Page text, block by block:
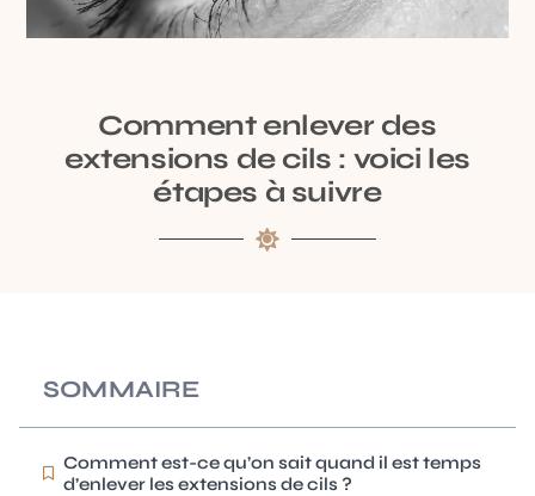
Comment enlever des
extensions de cils : voici les
étapes à suivre
SOMMAIRE
Comment est-ce qu’on sait quand il est temps
d’enlever les extensions de cils ?